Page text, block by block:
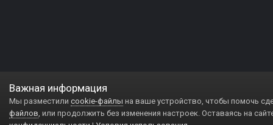
Важная информация
Мы разместили cookie-файлы на ваше устройство, чтобы помочь
файлов, или продолжить без изменения настроек. Оставаясь на